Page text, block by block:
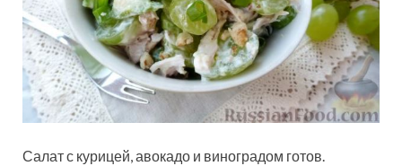
Салат с курицей, авокадо и виноградом готов.